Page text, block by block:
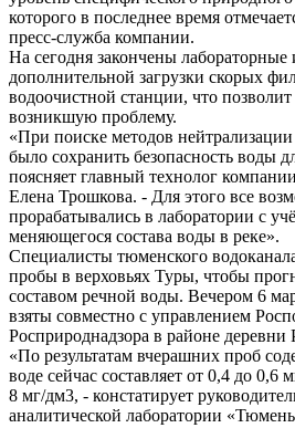
которого в последнее время
пресс-служба компании.
На сегодня закончены лабораторные
дополнительной загрузки скорых
водоочистной станции, что
возникшую проблему.
«При поиске методов нейтрализации
было сохранить безопасность воды
поясняет главный технолог
Елена Трошкова. - Для этого все
прорабатывались в лаборатории с
меняющегося состава воды в реке».
Специалисты тюменского
пробы в верховьях Туры, чтобы
составом речной воды. Вечером 6
взяты совместно с управлением
Росприроднадзора в районе деревни
«По результатам вчерашних проб
воде сейчас составляет от 0,4 до
8 мг/дм3, - констатирует
аналитической лаборатории